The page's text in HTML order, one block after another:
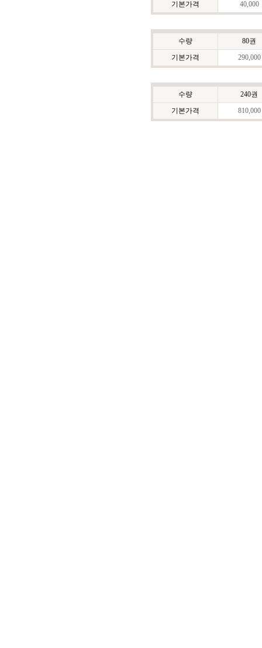
기본가격 40,000
수량
80권
기본가격
290,000
수량
240권
기본가격
810,000